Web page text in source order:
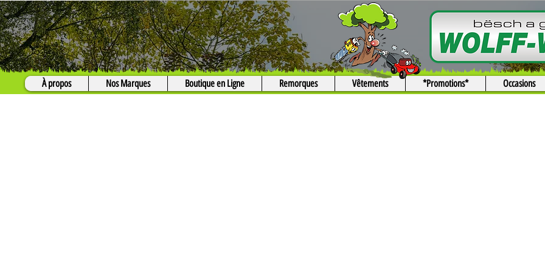
À propos Nos Marques Boutique en Ligne Remorques Vêtements *Promotions* Occasions